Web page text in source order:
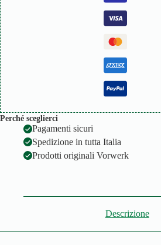
Perché sceglierci
Pagamenti sicuri
Spedizione in tutta Italia
Prodotti originali Vorwerk
Descrizione